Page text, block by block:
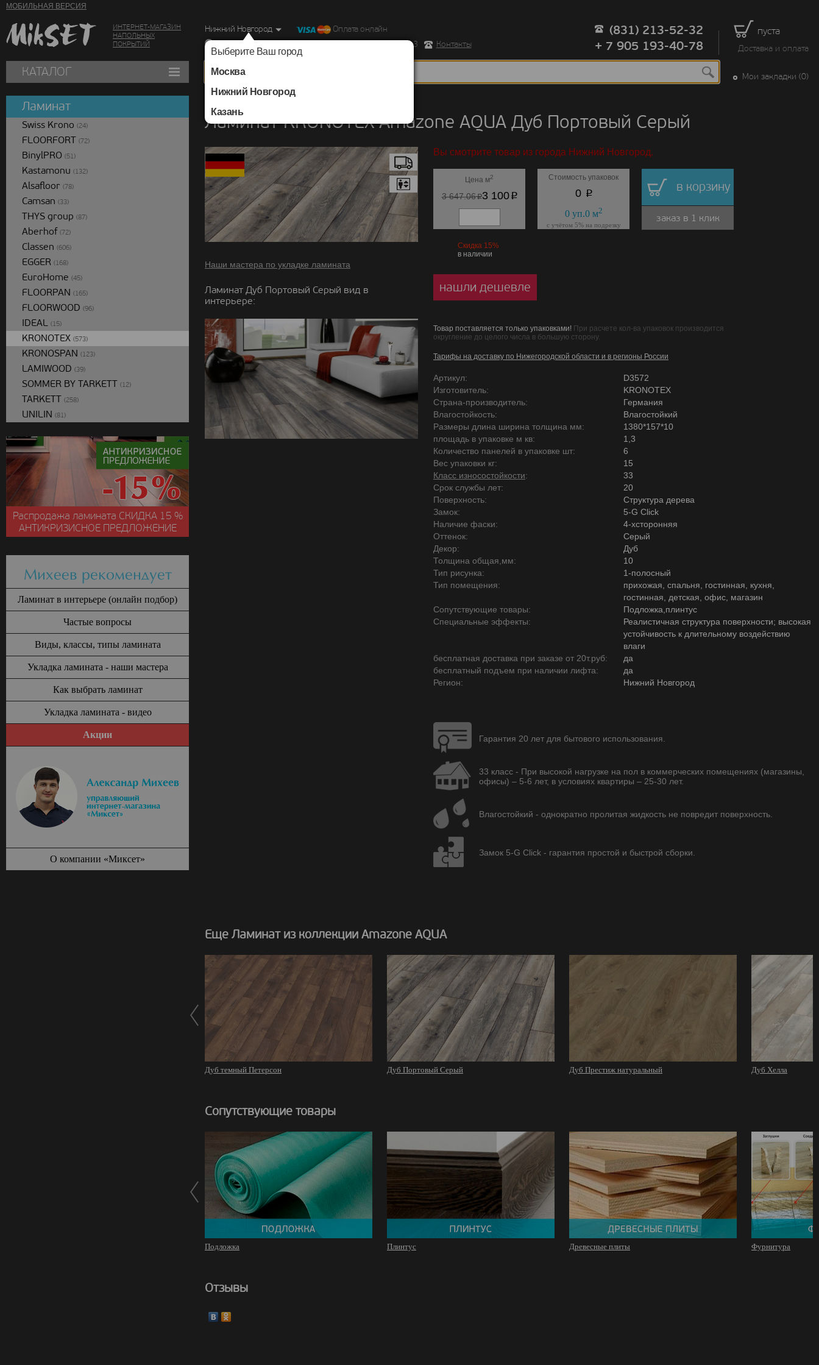
МОБИЛЬНАЯ ВЕРСИЯ
ИНТЕРНЕТ-МАГАЗИН
НАПОЛЬНЫХ
ПОКРЫТИЙ
пуста
Доставка и оплата
Нижний Новгород
Выберите Ваш город
Москва
Нижний Новгород
Казань
Оплата онлайн
г. Нижний Новгород, Ул. Республиканская д.43 корпус 3
Контакты
(831) 213-52-32
+ 7 905 193-40-78
КАТАЛОГ Мои закладки (0)
Ламинат KRONOTEX Amazone AQUA Дуб Портовый Серый
Наши мастера по укладке ламината
Ламинат Дуб Портовый Серый вид в
интерьере:
Вы смотрите товар из города Нижний Новгород.
Цена м2
3 647.06p3 100p
Стоимость упаковок
0 p
0уп.0м2
с учётом 5% на подрезку
в корзину
заказ в 1 клик
Скидка 15%
в наличии
нашли дешевле
Товар поставляется только упаковками! При расчете кол-ва упаковок производится
округление до целого числа в большую сторону.
Тарифы на доставку по Нижегородской области и в регионы России
Артикул:
D3572
Изготовитель:
KRONOTEX
Страна-производитель:
Германия
Влагостойкость:
Влагостойкий
Размеры длина ширина толщина мм:
1380*157*10
площадь в упаковке м кв:
1,3
Количество панелей в упаковке шт:
6
Вес упаковки кг:
15
Класс износостойкости:
33
Срок службы лет:
20
Поверхность:
Структура дерева
Замок:
5-G Click
Наличие фаски:
4-хсторонняя
Оттенок:
Серый
Декор:
Дуб
Толщина общая,мм:
10
Тип рисунка:
1-полосный
Тип помещения:
прихожая, спальня, гостинная, кухня,
гостинная, детская, офис, магазин
Сопутствующие товары:
Подложка,плинтус
Специальные эффекты:
Реалистичная структура поверхности; высокая
устойчивость к длительному воздействию
влаги
бесплатная доставка при заказе от 20т.руб:
да
бесплатный подъем при наличии лифта:
да
Регион:
Нижний Новгород
Гарантия 20 лет для бытового использования.
33 класс - При высокой нагрузке на пол в коммерческих помещениях (магазины,
офисы) – 5-6 лет, в условиях квартиры – 25-30 лет.
Влагостойкий - однократно пролитая жидкость не повредит поверхность.
Замок 5-G Click - гарантия простой и быстрой сборки.
Еще Ламинат из коллекции Amazone AQUA
Дуб темный Петерсон Дуб Портовый Серый Дуб Престиж натуральный Дуб Хелла
Сопутствующие товары
Подложка Плинтус Древесные плиты Фурнитура
Отзывы
Ламинат
Swiss Krono (24)
FLOORFORT (72)
BinylPRO (51)
Kastamonu (132)
Alsafloor (78)
Camsan (33)
THYS group (87)
Aberhof (72)
Classen (606)
EGGER (168)
EuroHome (45)
FLOORPAN (165)
FLOORWOOD (96)
IDEAL (15)
KRONOTEX (573)
KRONOSPAN (123)
LAMIWOOD (39)
SOMMER BY TARKETT (12)
TARKETT (258)
UNILIN (81)
Распродажа ламината СКИДКА15 %
АНТИКРИЗИСНОЕ ПРЕДЛОЖЕНИЕ
Михеев рекомендует
Ламинат в интерьере (онлайн подбор)
Частые вопросы
Виды, классы, типы ламината
Укладка ламината - наши мастера
Как выбрать ламинат
Укладка ламината - видео
Акции
О компании «Миксет»